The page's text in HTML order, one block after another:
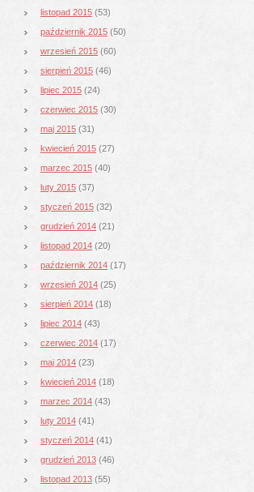
listopad 2015 (53)
październik 2015 (50)
wrzesień 2015 (60)
sierpień 2015 (46)
lipiec 2015 (24)
czerwiec 2015 (30)
maj 2015 (31)
kwiecień 2015 (27)
marzec 2015 (40)
luty 2015 (37)
styczeń 2015 (32)
grudzień 2014 (21)
listopad 2014 (20)
październik 2014 (17)
wrzesień 2014 (25)
sierpień 2014 (18)
lipiec 2014 (43)
czerwiec 2014 (17)
maj 2014 (23)
kwiecień 2014 (18)
marzec 2014 (43)
luty 2014 (41)
styczeń 2014 (41)
grudzień 2013 (46)
listopad 2013 (55)